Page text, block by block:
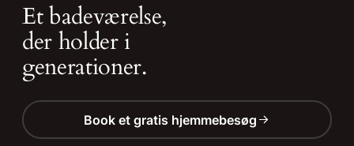
Et badeværelse,
der holder i
generationer.
Book et gratis hjemmebesøg